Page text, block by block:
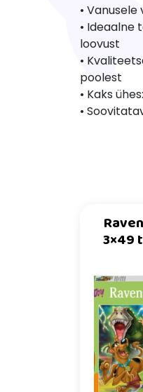
•
• Ideaalne
loovust
•
poolest
• Kaks
•
3×49